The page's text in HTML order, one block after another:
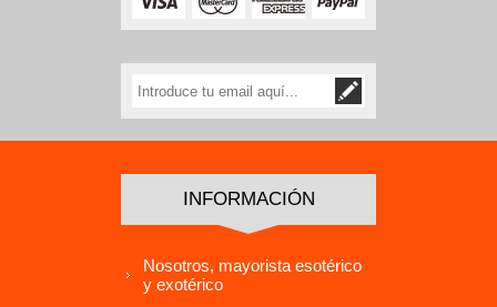
INFORMACIÓN
Nosotros, mayorista esotérico
y exotérico